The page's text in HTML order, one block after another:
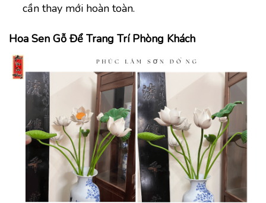
cần thay mới hoàn toàn.
Hoa Sen Gỗ Để Trang Trí Phòng Khách